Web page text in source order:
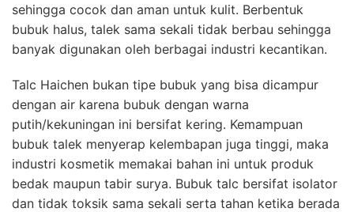
sehingga cocok dan aman untuk kulit. Berbentuk
bubuk halus, talek sama sekali tidak berbau sehingga
banyak digunakan oleh berbagai industri kecantikan.
Talc Haichen bukan tipe bubuk yang bisa dicampur
dengan air karena bubuk dengan warna
putih/kekuningan ini bersifat kering. Kemampuan
bubuk talek menyerap kelembapan juga tinggi, maka
industri kosmetik memakai bahan ini untuk produk
bedak maupun tabir surya. Bubuk talc bersifat isolator
dan tidak toksik sama sekali serta tahan ketika berada